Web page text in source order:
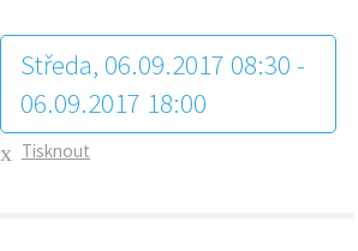
Středa, 06.09.2017 08:30 -
06.09.2017 18:00
Tisknout